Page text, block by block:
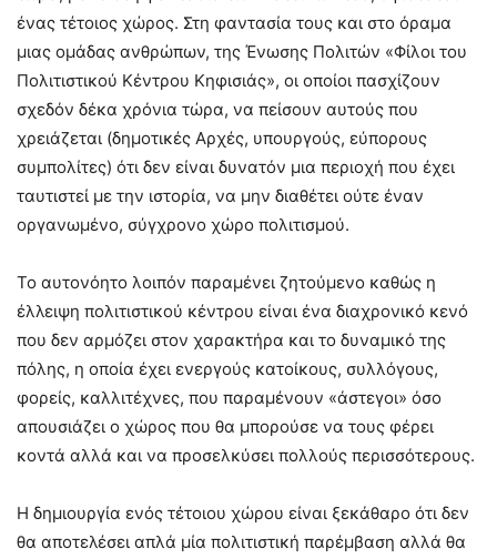
ένας τέτοιος χώρος. Στη φαντασία τους και στο όραμα
μιας ομάδας ανθρώπων, της Ένωσης Πολιτών «Φίλοι του
Πολιτιστικού Κέντρου Κηφισιάς», οι οποίοι πασχίζουν
σχεδόν δέκα χρόνια τώρα, να πείσουν αυτούς που
χρειάζεται (δημοτικές Αρχές, υπουργούς, εύπορους
συμπολίτες) ότι δεν είναι δυνατόν μια περιοχή που έχει
ταυτιστεί με την ιστορία, να μην διαθέτει ούτε έναν
οργανωμένο, σύγχρονο χώρο πολιτισμού.
Το αυτονόητο λοιπόν παραμένει ζητούμενο καθώς η
έλλειψη πολιτιστικού κέντρου είναι ένα διαχρονικό κενό
που δεν αρμόζει στον χαρακτήρα και το δυναμικό της
πόλης, η οποία έχει ενεργούς κατοίκους, συλλόγους,
φορείς, καλλιτέχνες, που παραμένουν «άστεγοι» όσο
απουσιάζει ο χώρος που θα μπορούσε να τους φέρει
κοντά αλλά και να προσελκύσει πολλούς περισσότερους.
Η δημιουργία ενός τέτοιου χώρου είναι ξεκάθαρο ότι δεν
θα αποτελέσει απλά μία πολιτιστική παρέμβαση αλλά θα